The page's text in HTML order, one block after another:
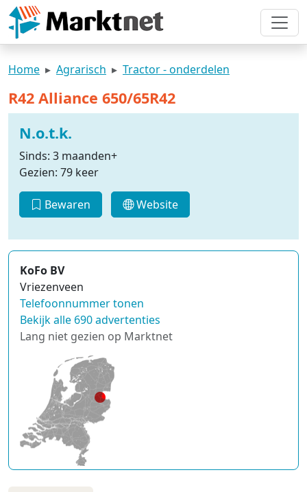
Home Agrarisch Tractor - onderdelen
R42 Alliance 650/65R42
N.o.t.k.
Sinds: 3 maanden+
Gezien: 79 keer
Bewaren Website
KoFo BV
Vriezenveen
Telefoonnummer tonen
Bekijk alle 690 advertenties
Lang niet gezien op Marktnet